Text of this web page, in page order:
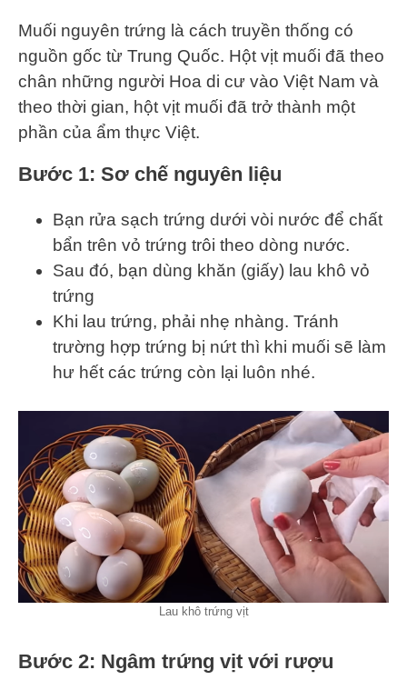
Muối nguyên trứng là cách truyền thống có
nguồn gốc từ Trung Quốc. Hột vịt muối đã theo
chân những người Hoa di cư vào Việt Nam và
theo thời gian, hột vịt muối đã trở thành một
phần của ẩm thực Việt.
Bước 1: Sơ chế nguyên liệu
Bạn rửa sạch trứng dưới vòi nước để chất
bẩn trên vỏ trứng trôi theo dòng nước.
Sau đó, bạn dùng khăn (giấy) lau khô vỏ
trứng
Khi lau trứng, phải nhẹ nhàng. Tránh
trường hợp trứng bị nứt thì khi muối sẽ làm
hư hết các trứng còn lại luôn nhé.
Lau khô trứng vịt
Bước 2: Ngâm trứng vịt với rượu